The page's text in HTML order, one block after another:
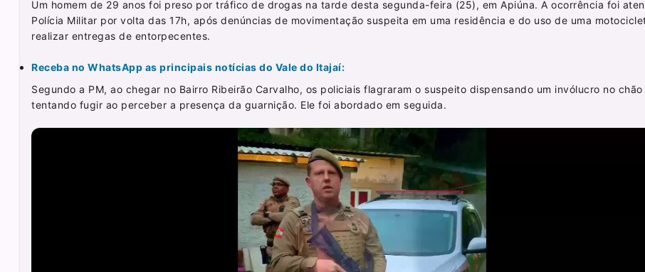
Um homem de 29 anos foi preso por tráfico de drogas na tarde desta segunda-feira (25), em Apiúna. A ocorrência foi
Polícia Militar por volta das 17h, após denúncias de movimentação suspeita em uma residência e do uso de uma
realizar entregas de entorpecentes.
Receba no WhatsApp as principais notícias do Vale do Itajaí:
Segundo a PM, ao chegar no Bairro Ribeirão Carvalho, os policiais flagraram o suspeito dispensando um invólucro no chão
tentando fugir ao perceber a presença da guarnição. Ele foi abordado em seguida.